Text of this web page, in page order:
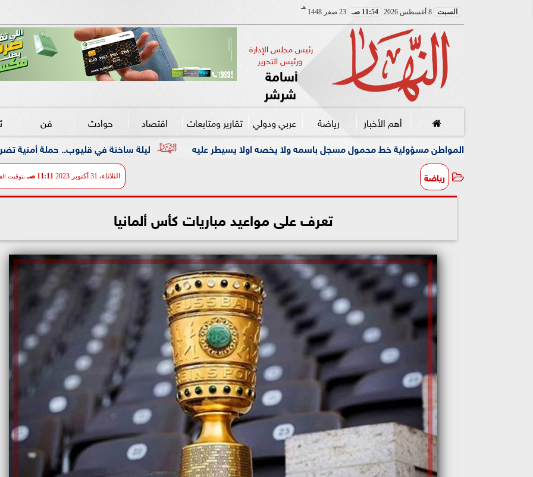
السبت 8 أغسطس 2026 11:54 صـ 23 صفر 1448
هـ
رئيس مجلس الإدارة
ورئيس التحرير
أسامة
شرشر
أهم الأخبار رياضة عربي ودولي تقارير ومتابعات اقتصاد حوادث فن
ليلة ساخنة في قليوب.. حملة أمنية تضرب معاقل الخارجين مسؤولية خط محمول مسجل باسمه ولا يخصه اولا يسيطر عليه
رياضة الثلاثاء، 31 أكتوبر 2023 11:11 صـ بتوقيت
تعرف على مواعيد مباريات كأس ألمانيا